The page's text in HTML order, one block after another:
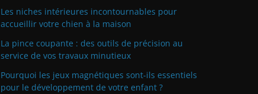
Les niches intérieures incontournables pour
accueillir votre chien à la maison
La pince coupante : des outils de précision au
service de vos travaux minutieux
Pourquoi les jeux magnétiques sont-ils essentiels
pour le développement de votre enfant ?